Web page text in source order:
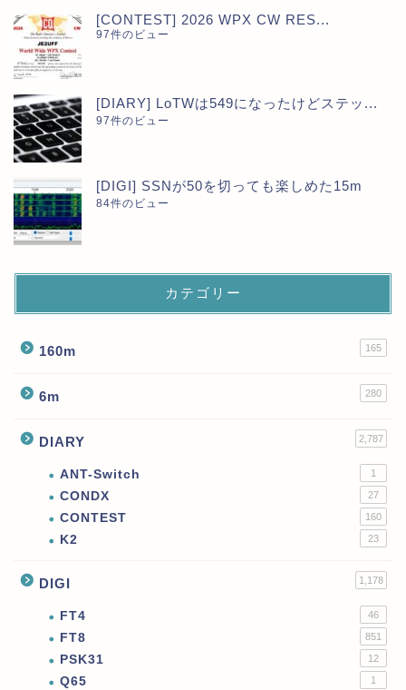
[CONTEST] 2026 WPX CW RES...
97件のビュー
[DIARY] LoTWは549になったけどステッ...
97件のビュー
[DIGI] SSNが50を切っても楽しめた15m
84件のビュー
カテゴリー
160m 165
6m 280
DIARY 2,787
ANT-Switch 1
CONDX 27
CONTEST 160
K2 23
DIGI 1,178
FT4 46
FT8 851
PSK31 12
Q65 1